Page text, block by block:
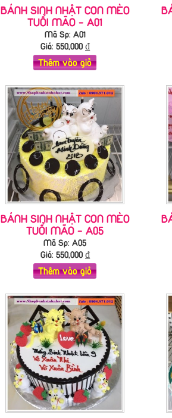
BÁNH SINH NHẬT CON MÈO
TUỔI MÃO - A01
Mã Sp: A01
Giá: 550,000₫
Thêm vào giỏ
BÁNH SINH NHẬT CON MÈO
TUỔI MÃO - A05
Mã Sp: A05
Giá: 550,000₫
Thêm vào giỏ